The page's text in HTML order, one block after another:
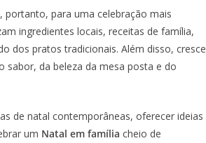
portanto, para uma celebração mais
ingredientes locais, receitas de família,
dos pratos tradicionais. Além disso, cresce
da beleza da mesa posta e do
de natal contemporâneas, oferecer ideias
um Natal em família cheio de